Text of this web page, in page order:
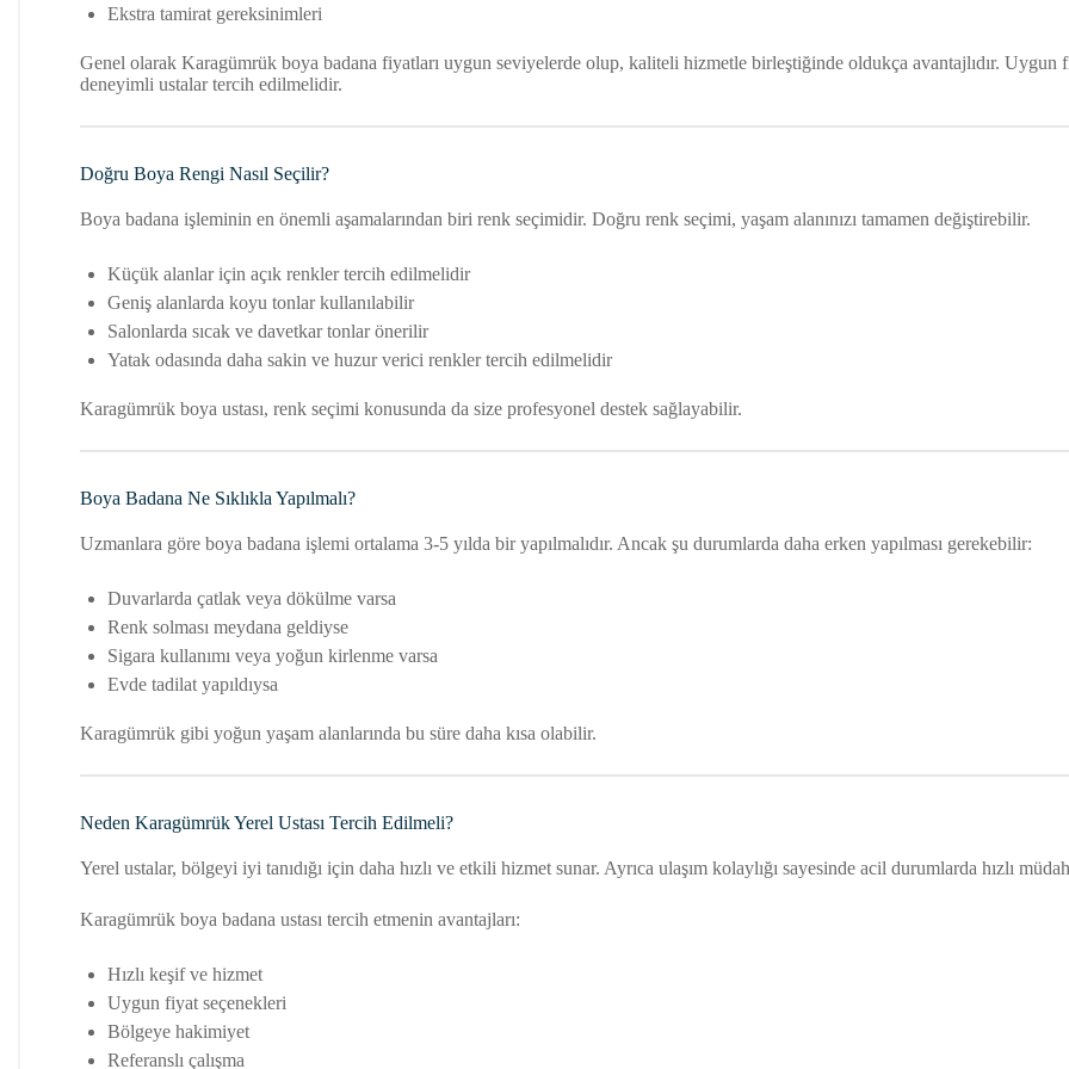
Ekstra tamirat gereksinimleri
Genel olarak Karagümrük boya badana fiyatları uygun seviyelerde olup, kaliteli hizmetle birleştiğinde oldukça avantajlıdır.
deneyimli ustalar tercih edilmelidir.
Doğru Boya Rengi Nasıl Seçilir?
Boya badana işleminin en önemli aşamalarından biri renk seçimidir. Doğru renk seçimi, yaşam alanınızı tamamen değiştirebilir.
Küçük alanlar için açık renkler tercih edilmelidir
Geniş alanlarda koyu tonlar kullanılabilir
Salonlarda sıcak ve davetkar tonlar önerilir
Yatak odasında daha sakin ve huzur verici renkler tercih edilmelidir
Karagümrük boya ustası, renk seçimi konusunda da size profesyonel destek sağlayabilir.
Boya Badana Ne Sıklıkla Yapılmalı?
Uzmanlara göre boya badana işlemi ortalama 3-5 yılda bir yapılmalıdır. Ancak şu durumlarda daha erken yapılması gerekebilir:
Duvarlarda çatlak veya dökülme varsa
Renk solması meydana geldiyse
Sigara kullanımı veya yoğun kirlenme varsa
Evde tadilat yapıldıysa
Karagümrük gibi yoğun yaşam alanlarında bu süre daha kısa olabilir.
Neden Karagümrük Yerel Ustası Tercih Edilmeli?
Yerel ustalar, bölgeyi iyi tanıdığı için daha hızlı ve etkili hizmet sunar. Ayrıca ulaşım kolaylığı sayesinde acil durumlarda hızlı
Karagümrük boya badana ustası tercih etmenin avantajları:
Hızlı keşif ve hizmet
Uygun fiyat seçenekleri
Bölgeye hakimiyet
Referanslı çalışma